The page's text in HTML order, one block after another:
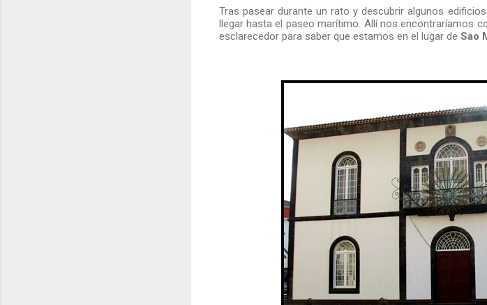
Tras pasear durante un rato y descubrir algunos
llegar hasta el paseo marítimo. Allí nos encontraríamos
esclarecedor para saber que estamos en el lugar de Sao